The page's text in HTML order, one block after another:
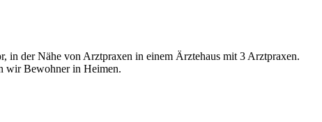
in der Nähe von Arztpraxen in einem Ärztehaus mit 3 Arztpraxen.
wir Bewohner in Heimen.